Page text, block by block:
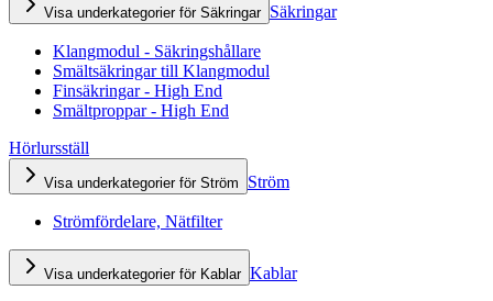
Visa underkategorier för Säkringar Säkringar
Klangmodul - Säkringshållare
Smältsäkringar till Klangmodul
Finsäkringar - High End
Smältproppar - High End
Hörlursställ
Visa underkategorier för Ström Ström
Strömfördelare, Nätfilter
Visa underkategorier för Kablar Kablar